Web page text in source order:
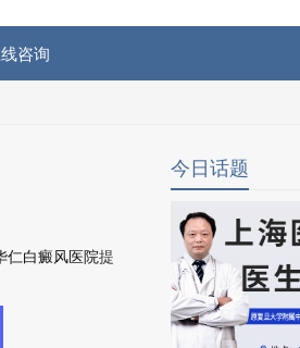
咨询
仁白癜风医院提
今日话题